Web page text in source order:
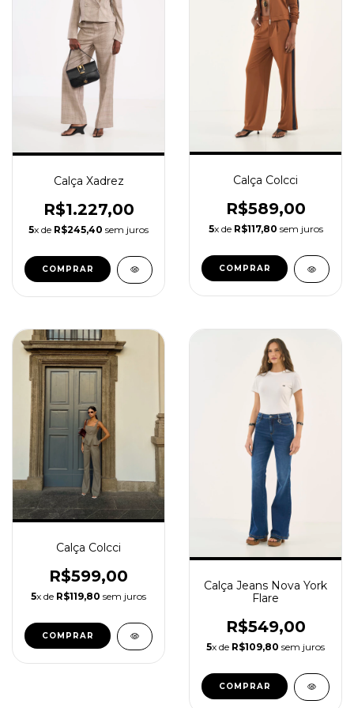
Calça Xadrez
R$1.227,00
5x de R$245,40 sem juros
COMPRAR
Calça Colcci
R$589,00
5x de R$117,80 sem juros
COMPRAR
Calça Colcci
R$599,00
5x de R$119,80 sem juros
COMPRAR
Calça Jeans Nova York
Flare
R$549,00
5x de R$109,80 sem juros
COMPRAR